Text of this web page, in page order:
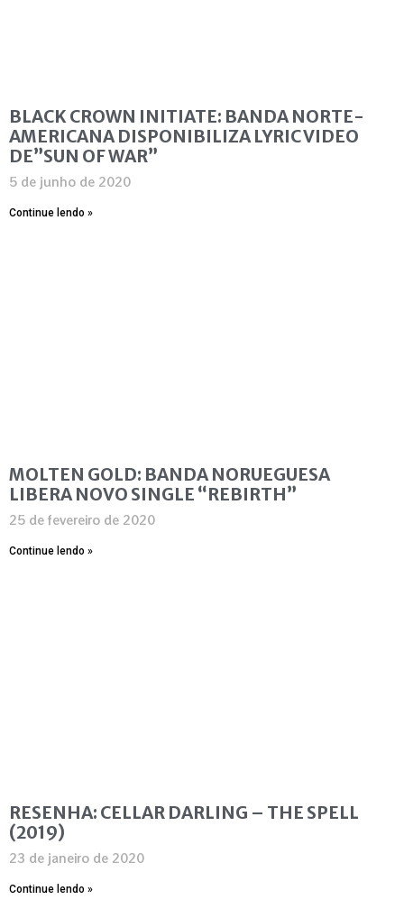
BLACK CROWN INITIATE: BANDA NORTE-
AMERICANA DISPONIBILIZA LYRIC VIDEO
DE”SUN OF WAR”
5 de junho de 2020
Continue lendo »
MOLTEN GOLD: BANDA NORUEGUESA
LIBERA NOVO SINGLE “REBIRTH”
25 de fevereiro de 2020
Continue lendo »
RESENHA: CELLAR DARLING – THE SPELL
(2019)
23 de janeiro de 2020
Continue lendo »